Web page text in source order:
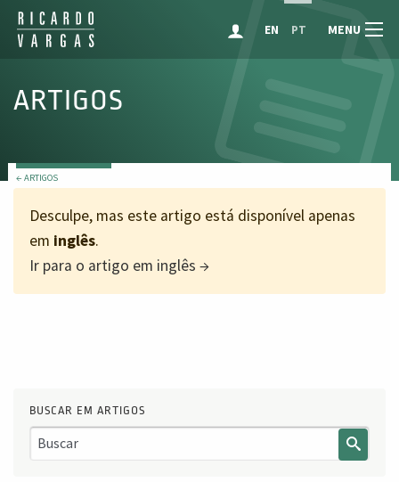
EN PT MENU
ARTIGOS
← ARTIGOS
Desculpe, mas este artigo está disponível apenas
em inglês.
Ir para o artigo em inglês
BUSCAR EM ARTIGOS